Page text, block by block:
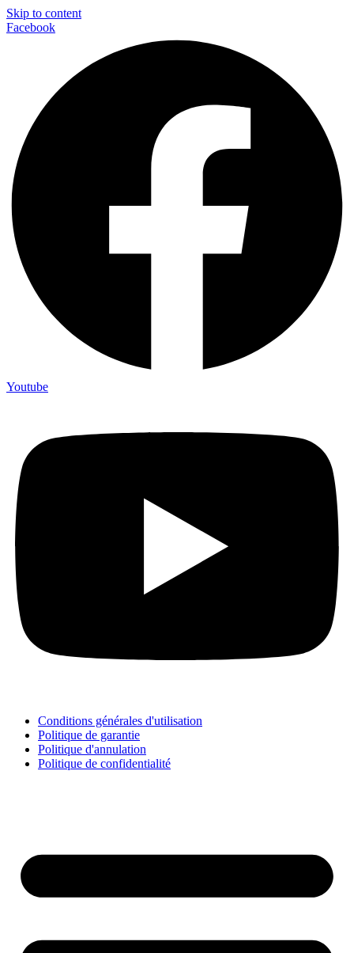
Skip to content
Facebook
Youtube
Conditions générales d'utilisation
Politique de garantie
Politique d'annulation
Politique de confidentialité